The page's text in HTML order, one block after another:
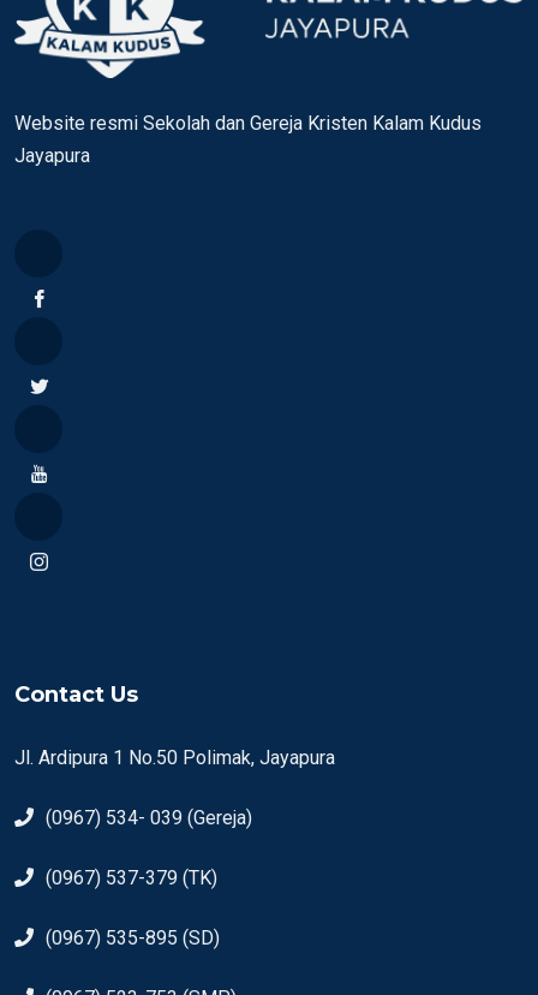
Website resmi Sekolah dan Gereja Kristen Kalam Kudus
Jayapura
Contact Us
Jl. Ardipura 1 No.50 Polimak, Jayapura
(0967) 534- 039 (Gereja)
(0967) 537-379 (TK)
(0967) 535-895 (SD)